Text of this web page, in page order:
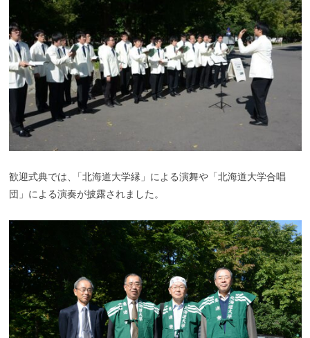
歓迎式典では
「北海道大学縁」による演舞や「北海道大学合唱
団」による演奏が披露されました。